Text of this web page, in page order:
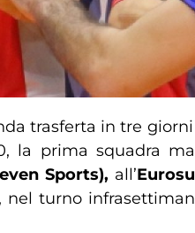
trasferta in tre
la prima squadra
Sports), all’
, nel turno